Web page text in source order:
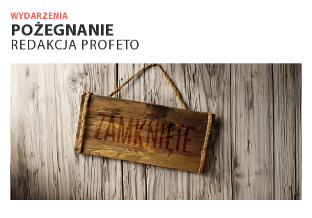
WYDARZENIA
POŻEGNANIE
REDAKCJA PROFETO